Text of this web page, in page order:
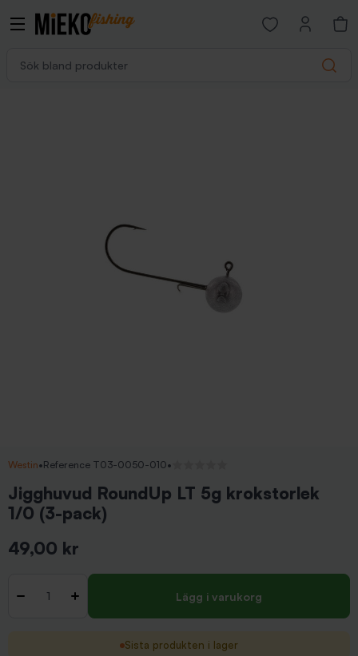
Search
Open favorites
Westin•Reference T03-0050-010•
Jigghuvud RoundUp LT 5g krokstorlek
1/0 (3-pack)
49,00 kr
- + Lägg i varukorg
Sista produkten i lager